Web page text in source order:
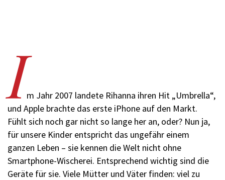
Im Jahr 2007 landete Rihanna ihren Hit „Umbrella“,
und Apple brachte das erste iPhone auf den Markt.
Fühlt sich noch gar nicht so lange her an, oder? Nun ja,
für unsere Kinder entspricht das ungefähr einem
ganzen Leben – sie kennen die Welt nicht ohne
Smartphone-Wischerei. Entsprechend wichtig sind die
Geräte für sie. Viele Mütter und Väter finden: viel zu